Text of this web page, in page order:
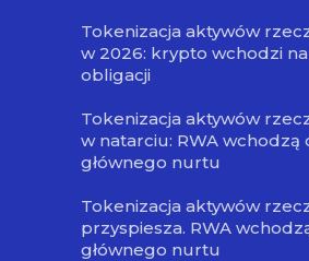
Tokenizacja aktywów
w 2026: krypto wchodzi
obligacji
Tokenizacja aktywów
w natarciu: RWA wchodzą
głównego nurtu
Tokenizacja aktywów
przyspiesza. RWA
głównego nurtu